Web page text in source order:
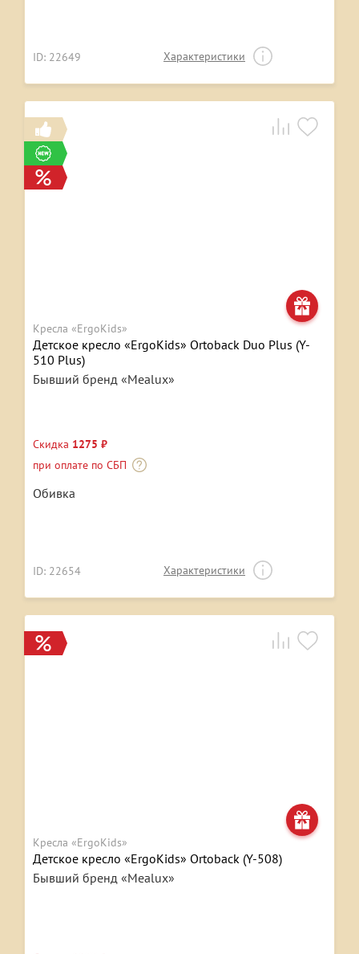
ID: 22649 Характеристики
Кресла «ErgoKids»
Детское кресло «ErgoKids» Ortoback Duo Plus (Y-
510 Plus)
Бывший бренд «Mealux»
Скидка 1275 ₽
при оплате по СБП
Обивка
ID: 22654 Характеристики
Кресла «ErgoKids»
Детское кресло «ErgoKids» Ortoback (Y-508)
Бывший бренд «Mealux»